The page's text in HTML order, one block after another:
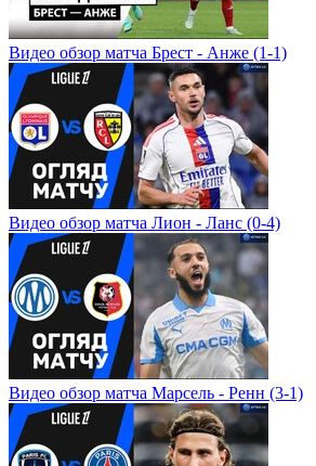
Видео обзор матча Брест - Анже (1-1)
Видео обзор матча Лион - Ланс (0-4)
Видео обзор матча Марсель - Ренн (3-1)